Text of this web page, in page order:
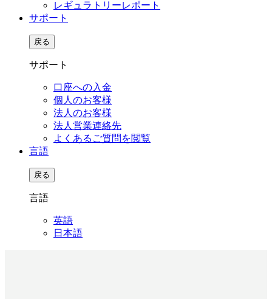
レギュラトリーレポート
サポート
戻る
サポート
口座への入金
個人のお客様
法人のお客様
法人営業連絡先
よくあるご質問を閲覧
言語
戻る
言語
英語
日本語